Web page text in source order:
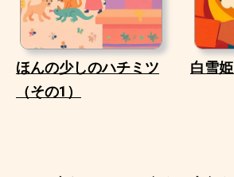
ほんの少しのハチミツ
（その1）
白雪